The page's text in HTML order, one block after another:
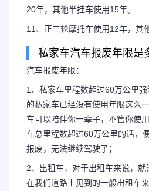
20年，其他半挂车使用15年。
11、正三轮摩托车使用12年，其
私家车汽车报废年限是
汽车报废年限：
1、私家车里程数超过60万公里
的私家车已经没有使用年限这么
车可以陪伴你一辈子，不管你使
车总里程数超过60万公里的话，
报废，无法继续驾驶了；
2、出租车，对于出租车来说，就
在我们道路上见到的一般出租车